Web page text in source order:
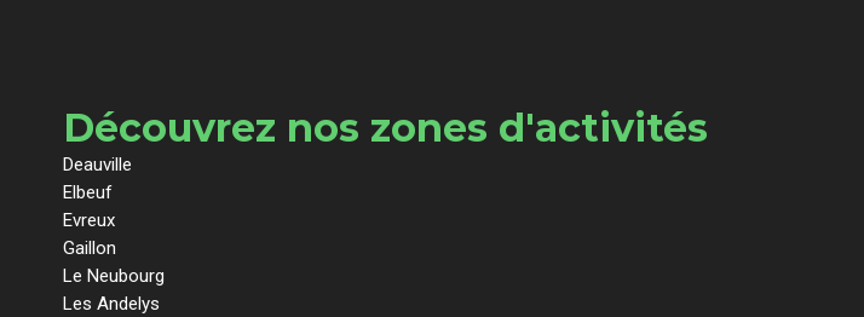
Découvrez nos zones d'activités
Deauville
Elbeuf
Evreux
Gaillon
Le Neubourg
Les Andelys